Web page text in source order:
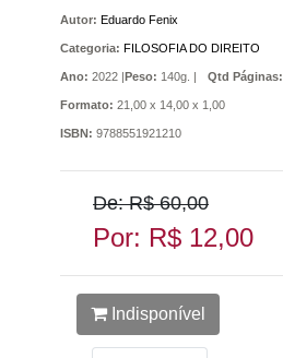
Autor: Eduardo Fenix
Categoria: FILOSOFIA DO DIREITO
Ano: 2022 | Peso: 140g. | Qtd Páginas:
Formato: 21,00 x 14,00 x 1,00
ISBN: 9788551921210
De: R$ 60,00
Por: R$ 12,00
Indisponível